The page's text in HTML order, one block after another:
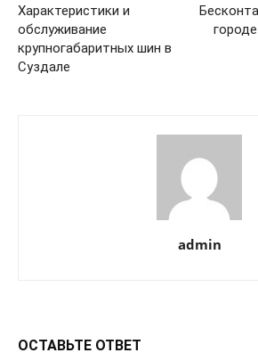
Характеристики и
обслуживание
крупногабаритных шин в
Суздале
admin
ОСТАВЬТЕ ОТВЕТ